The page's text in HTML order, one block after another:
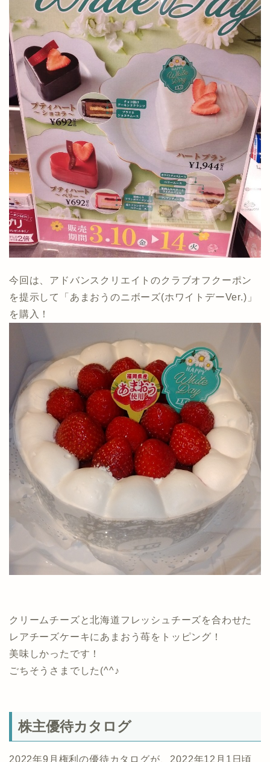
今回は、アドバンスクリエイトのクラブオフクーポン
を提示して「あまおうのニボーズ(ホワイトデーVer.)」
を購入！
クリームチーズと北海道フレッシュチーズを合わせた
レアチーズケーキにあまおう苺をトッピング！
美味しかったです！
ごちそうさまでした(^^♪
株主優待カタログ
2022年9月権利の優待カタログが、2022年12月1日頃